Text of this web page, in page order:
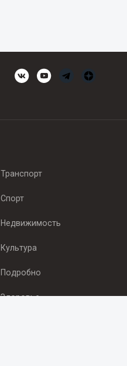
Транспорт
Спорт
Недвижимость
Культура
Подробно
Здоровье